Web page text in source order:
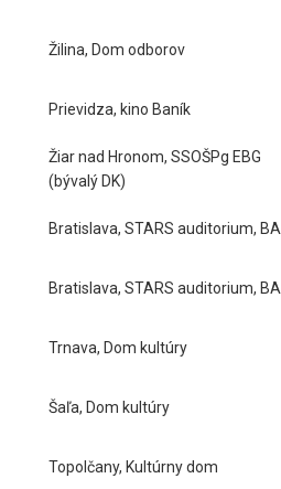
Žilina, Dom odborov
Prievidza, kino Baník
Žiar nad Hronom, SSOŠPg EBG
(bývalý DK)
Bratislava, STARS auditorium, BA
Bratislava, STARS auditorium, BA
Trnava, Dom kultúry
Šaľa, Dom kultúry
Topolčany, Kultúrny dom